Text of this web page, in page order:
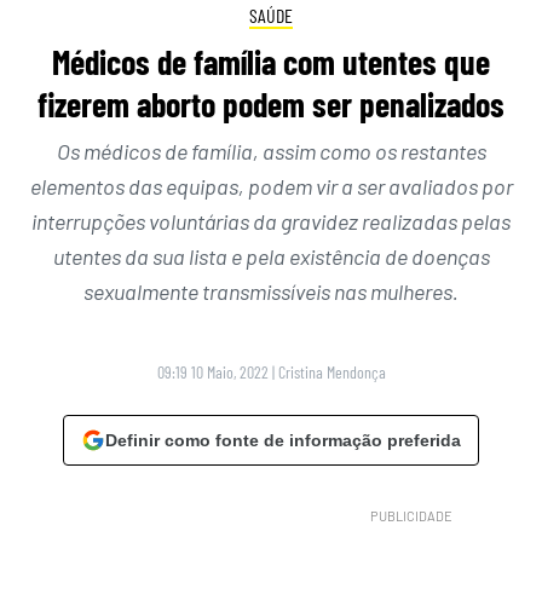
SAÚDE
Médicos de família com utentes que
fizerem aborto podem ser penalizados
Os médicos de família, assim como os restantes
elementos das equipas, podem vir a ser avaliados por
interrupções voluntárias da gravidez realizadas pelas
utentes da sua lista e pela existência de doenças
sexualmente transmissíveis nas mulheres.
09:19 10 Maio, 2022 | Cristina Mendonça
Definir como fonte de informação preferida